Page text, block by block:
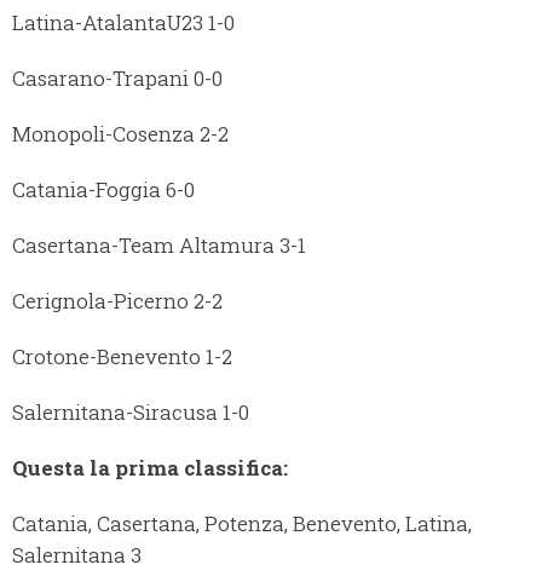
Latina-AtalantaU23 1-0
Casarano-Trapani 0-0
Monopoli-Cosenza 2-2
Catania-Foggia 6-0
Casertana-Team Altamura 3-1
Cerignola-Picerno 2-2
Crotone-Benevento 1-2
Salernitana-Siracusa 1-0
Questa la prima classifica:
Catania, Casertana, Potenza, Benevento, Latina,
Salernitana 3